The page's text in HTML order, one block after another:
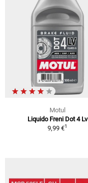
Motul
Liquido Freni Dot 4 Lv
9,99 €1